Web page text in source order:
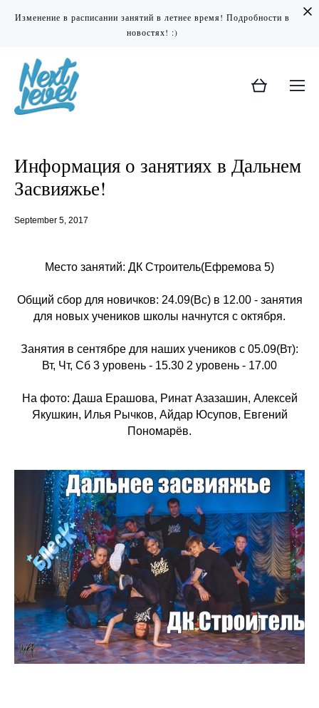
Изменение в расписании занятий в летнее время! Подробности в
новостях! :)
Информация о занятиях в Дальнем
Засвияжье!
September 5, 2017
Место занятий: ДК Строитель(Ефремова 5)
Общий сбор для новичков: 24.09(Вс) в 12.00 - занятия
для новых учеников школы начнутся с октября.
Занятия в сентябре для наших учеников с 05.09(Вт):
Вт, Чт, Сб 3 уровень - 15.30 2 уровень - 17.00
На фото: Даша Ерашова, Ринат Азазашин, Алексей
Якушкин, Илья Рычков, Айдар Юсупов, Евгений
Пономарёв.